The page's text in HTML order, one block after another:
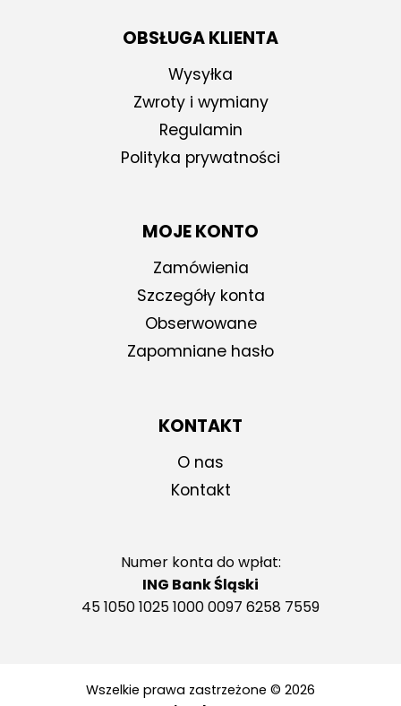
OBSŁUGA KLIENTA
Wysyłka
Zwroty i wymiany
Regulamin
Polityka prywatności
MOJE KONTO
Zamówienia
Szczegóły konta
Obserwowane
Zapomniane hasło
KONTAKT
O nas
Kontakt
Numer konta do wpłat:
ING Bank Śląski
45 1050 1025 1000 0097 6258 7559
Wszelkie prawa zastrzeżone © 2026